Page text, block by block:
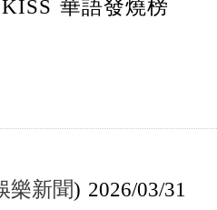
華語發燒榜
樂新聞) 2026/03/31